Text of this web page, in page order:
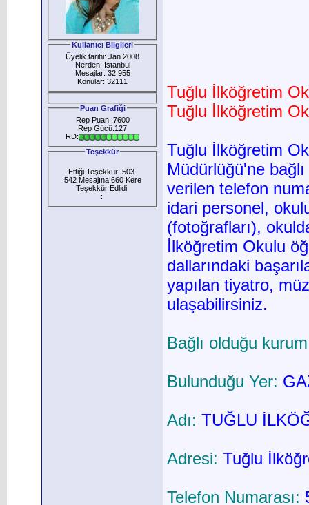
Kullanıcı Bilgileri
Üyelik tarihi: Jan 2008
Nerden: İstanbul
Mesajlar: 32.955
Konular: 32111
Puan Grafiği
Rep Puanı:7600
Rep Gücü:127
RD:
Teşekkür
Ettiği Teşekkür: 503
542 Mesajına 660 Kere
Teşekkür Edlidi
:
Tuğlu İlköğretim
Tuğlu İlköğretim
Tuğlu İlköğretim
Müdürlüğü'ne
verilen telefon
idari personel,
(fotoğrafları),
İlköğretim Okulu
dallarındaki
yapılan tiyatro,
ulaşabilirsiniz.
Bağlı olduğu
Bulunduğu Yer:
Adı: TUĞLU
Adresi: Tuğlu
Telefon Numarası: